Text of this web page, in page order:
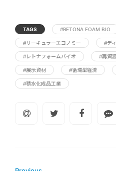
TAGS #RETONA FOAM BIO
#サーキュラーエコノミー #デ
#レトナフォームバイオ #再資
#展示資材 #循環型経済
#積水化成品工業